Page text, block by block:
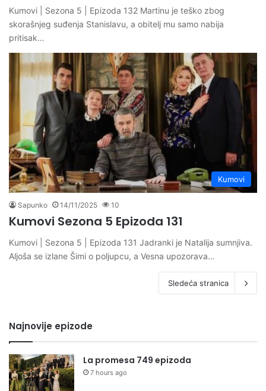
Kumovi | Sezona 5 | Epizoda 132 Martinu je teško zbog
skorašnjeg suđenja Stanislavu, a obitelj mu samo nabija
pritisak…
Kumovi
Sapunko 14/11/2025 10
Kumovi Sezona 5 Epizoda 131
Kumovi | Sezona 5 | Epizoda 131 Jadranki je Natalija sumnjiva.
Aljoša se izlane Šimi o poljupcu, a Vesna upozorava…
Sledeća stranica
Najnovije epizode
La promesa 749 epizoda
7 hours ago